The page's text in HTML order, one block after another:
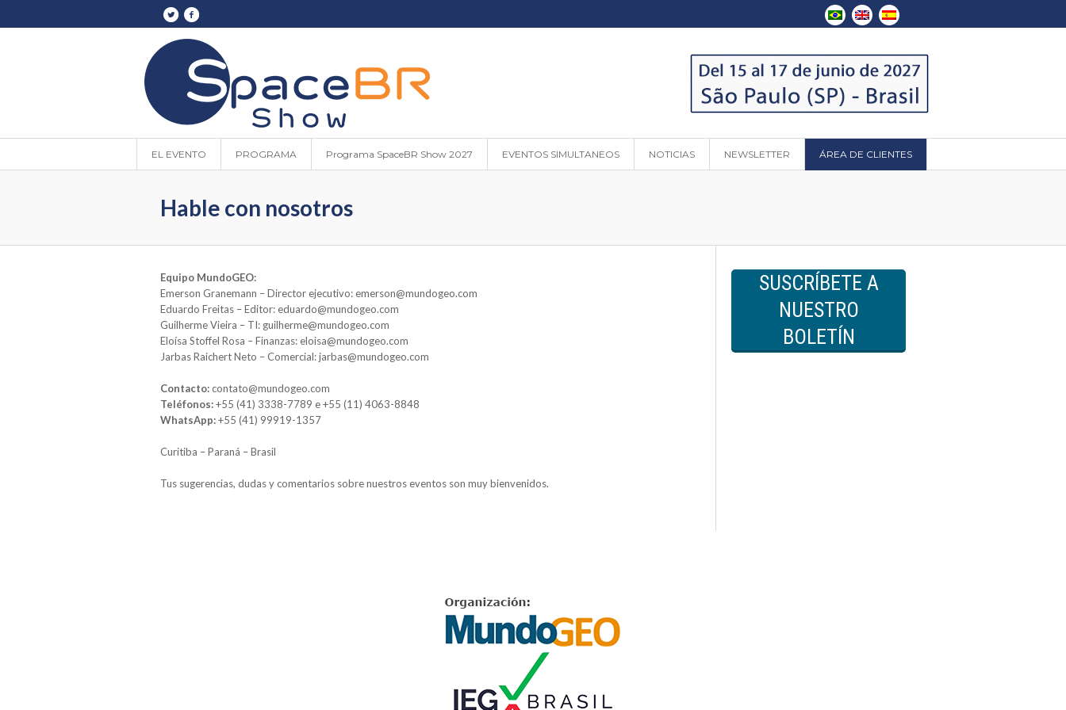
EL EVENTO PROGRAMA Programa SpaceBR Show 2027 EVENTOS SIMULTANEOS NOTICIAS NEWSLETTER ÁREA DE CLIENTES
Hable con nosotros
Equipo MundoGEO:
Emerson Granemann – Director ejecutivo: emerson@mundogeo.com
Eduardo Freitas – Editor: eduardo@mundogeo.com
Guilherme Vieira – TI: guilherme@mundogeo.com
Eloísa Stoffel Rosa – Finanzas: eloisa@mundogeo.com
Jarbas Raichert Neto – Comercial: jarbas@mundogeo.com
Contacto:contato@mundogeo.com
Teléfonos:+55 (41) 3338-7789 e +55 (11) 4063-8848
WhatsApp:+55 (41) 99919-1357
Curitiba – Paraná – Brasil
Tus sugerencias, dudas y comentarios sobre nuestros eventos son muy bienvenidos.
SUSCRÍBETE A
NUESTRO
BOLETÍN